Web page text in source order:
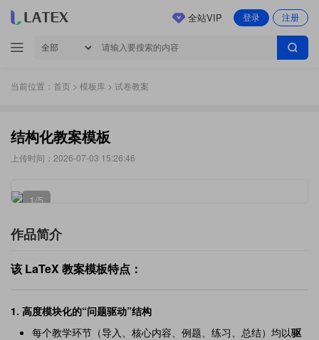
登录 注册
全站VIP
当前位置： 首页 > 模板库 > 试卷教案
结构化教案模板
上传时间：2026-07-03 15:26:46
1/5
作品简介
该 LaTeX 教案模板特点 ：
1. 高度模块化的“问题驱动”结构
每个教学环节（导入、核心内容、例题、练习、总结）均以驱